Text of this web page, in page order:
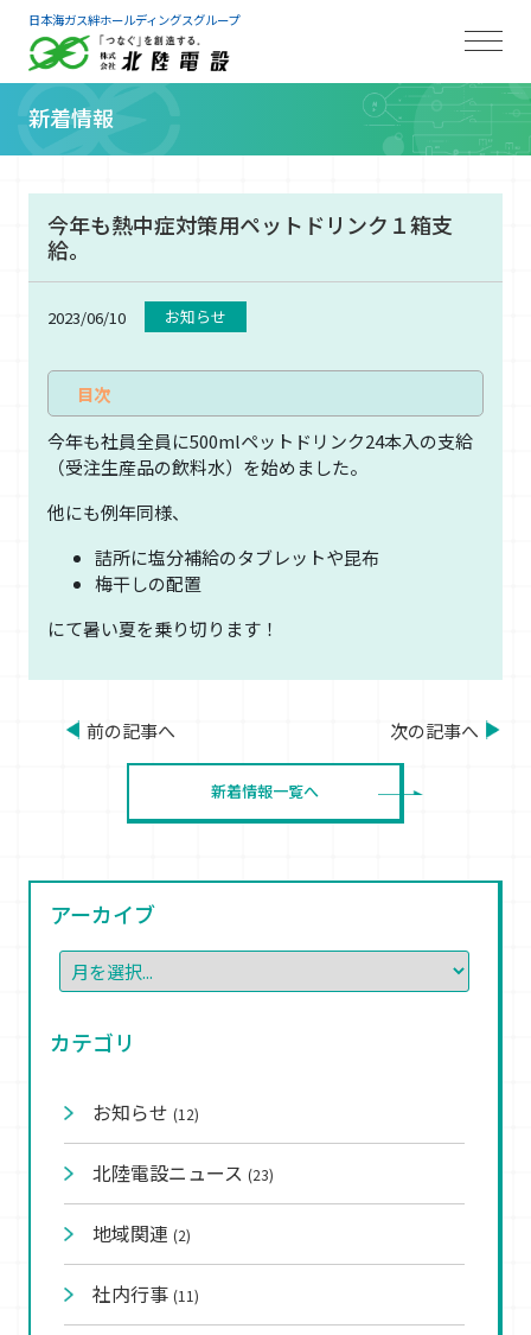
日本海ガス絆ホールディングスグループ
新着情報
今年も熱中症対策用ペットドリンク１箱支
給。
お知らせ
2023/06/10
今年も社員全員に500mlペットドリンク24本入の支給
（受注生産品の飲料水）を始めました。
他にも例年同様、
詰所に塩分補給のタブレットや昆布
梅干しの配置
にて暑い夏を乗り切ります！
前の記事へ
新着情報一覧へ
次の記事へ
アーカイブ
カテゴリ
お知らせ (12)
北陸電設ニュース (23)
地域関連 (2)
社内行事 (11)